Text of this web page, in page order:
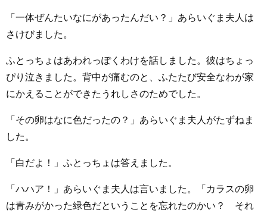
「一体ぜんたいなにがあったんだい？」あらいぐま夫人は
さけびました。
ふとっちょはあわれっぽくわけを話しました。彼はちょっ
ぴり泣きました。背中が痛むのと、ふたたび安全なわが家
にかえることができたうれしさのためでした。
「その卵はなに色だったの？」あらいぐま夫人がたずねま
した。
「白だよ！」ふとっちょは答えました。
「ハハア！」あらいぐま夫人は言いました。「カラスの卵
は青みがかった緑色だということを忘れたのかい？ それ